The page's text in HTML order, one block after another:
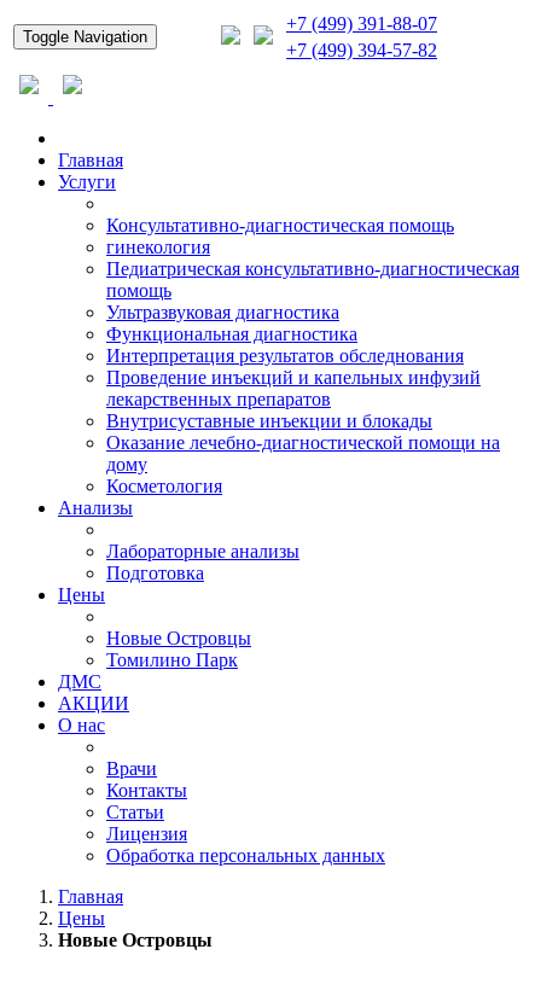
Toggle Navigation
+7 (499) 391-88-07
+7 (499) 394-57-82
Главная
Услуги
Консультативно-диагностическая помощь
гинекология
Педиатрическая консультативно-диагностическая
помощь
Ультразвуковая диагностика
Функциональная диагностика
Интерпретация результатов обследнования
Проведение инъекций и капельных инфузий
лекарственных препаратов
Внутрисуставные инъекции и блокады
Оказание лечебно-диагностической помощи на
дому
Косметология
Анализы
Лабораторные анализы
Подготовка
Цены
Новые Островцы
Томилино Парк
ДМС
АКЦИИ
О нас
Врачи
Контакты
Статьи
Лицензия
Обработка персональных данных
Главная
Цены
Новые Островцы